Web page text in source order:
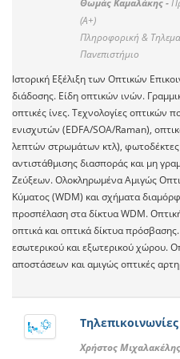
Θωμάς Καμαλάκης -
(A+)
Πληροφορική &
Πανεπιστήμιο
Ιστορική Εξέλιξη των Οπτικών
διάδοσης. Είδη οπτικών ινών.
οπτικές ίνες. Τεχνολογίες οπτικών
ενισχυτών (EDFA/SOA/Raman),
λεπτών στρωμάτων κτλ), φωτοδέκτες
αντιστάθμισης διασποράς και μη
Ζεύξεων. Ολοκληρωμένα Αμιγώς
Κύματος (WDM) και σχήματα
προσπέλαση στα δίκτυα WDM.
οπτικά και οπτικά δίκτυα
εσωτερικού και εξωτερικού χώρου.
αποστάσεων και αμιγώς οπτικές
Τηλεπικοινωνίες
Χρήστος